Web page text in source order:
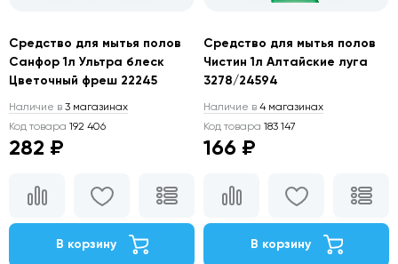
Средство для мытья полов
Санфор 1л Ультра блеск
Цветочный фреш 22245
Наличие в 3 магазинах
Код товара 192 406
282 ₽
В корзину
Средство для мытья полов
Чистин 1л Алтайские луга
3278/24594
Наличие в 4 магазинах
Код товара 183 147
166 ₽
В корзину